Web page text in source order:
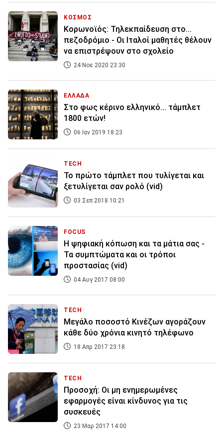
ΚΟΣΜΟΣ
Κορωνοϊός: Τηλεκπαίδευση στο...
πεζοδρόμιο - Οι Ιταλοί μαθητές θέλουν
να επιστρέψουν στο σχολείο
24 Νοε 2020 23:30
ΕΛΛΑΔΑ
Στο φως κέρινο ελληνικό... τάμπλετ
1800 ετών!
06 Ιαν 2019 18:23
TECH
Το πρώτο τάμπλετ που τυλίγεται και
ξετυλίγεται σαν ρολό (vid)
03 Σεπ 2018 10:21
FOCUS
Η ψηφιακή κόπωση και τα μάτια σας -
Τα συμπτώματα και οι τρόποι
προστασίας (vid)
04 Αυγ 2017 08:00
TECH
Μεγάλο ποσοστό Κινέζων αγοράζουν
κάθε δύο χρόνια κινητό τηλέφωνο
18 Απρ 2017 23:18
TECH
Προσοχή: Οι μη ενημερωμένες
εφαρμογές είναι κίνδυνος για τις
συσκευές
23 Μαρ 2017 14:00